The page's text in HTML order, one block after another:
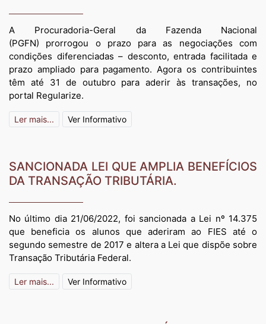
A Procuradoria-Geral da Fazenda Nacional
(PGFN) prorrogou o prazo para as negociações com
condições diferenciadas – desconto, entrada facilitada e
prazo ampliado para pagamento. Agora os contribuintes
têm até 31 de outubro para aderir às transações, no
portal Regularize.
Ler mais... Ver Informativo
SANCIONADA LEI QUE AMPLIA BENEFÍCIOS
DA TRANSAÇÃO TRIBUTÁRIA.
No último dia 21/06/2022, foi sancionada a Lei nº 14.375
que beneficia os alunos que aderiram ao FIES até o
segundo semestre de 2017 e altera a Lei que dispõe sobre
Transação Tributária Federal.
Ler mais... Ver Informativo